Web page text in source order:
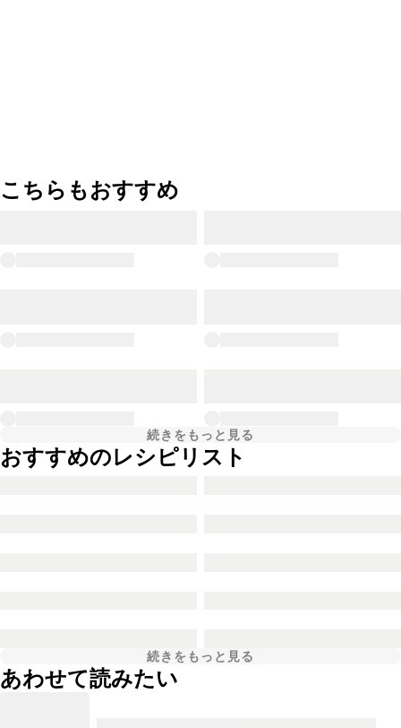
こちらもおすすめ
続きをもっと見る
おすすめのレシピリスト
続きをもっと見る
あわせて読みたい